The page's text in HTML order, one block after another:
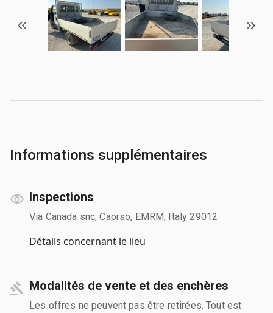
Informations supplémentaires
Inspections
Via Canada snc, Caorso, EMRM, Italy 29012
Détails concernant le lieu
Modalités de vente et des enchères
Les offres ne peuvent pas être retirées. Tout est